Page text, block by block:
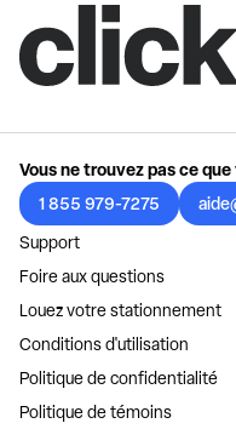
Vous ne trouvez pas ce
1 855 979-7275
Support
Foire aux questions
Louez votre stationnement
Conditions d'utilisation
Politique de confidentialité
Politique de témoins